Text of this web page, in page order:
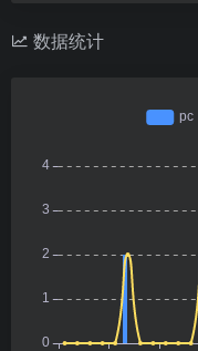
数据统计